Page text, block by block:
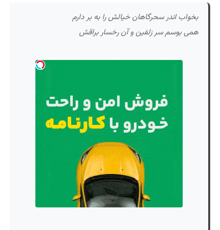
بخواب اندر سحرگاهان خیالش را به بر دارم
همی بوسم سر زلفین و آن رخسار براقش